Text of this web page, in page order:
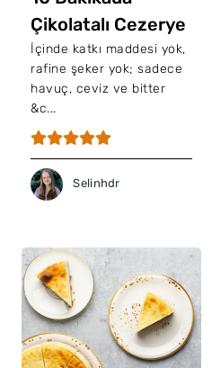
Çikolatalı Cezerye
İçinde katkı maddesi yok,
rafine şeker yok; sadece
havuç, ceviz ve bitter
&c...
Selinhdr